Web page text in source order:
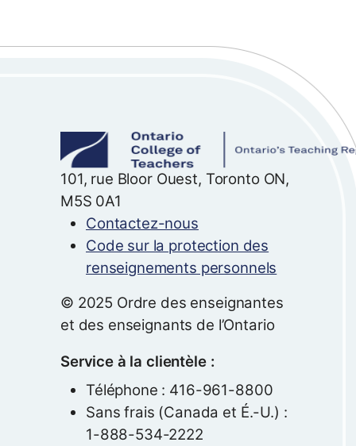
101, rue Bloor Ouest, Toronto ON,
M5S 0A1
Contactez-nous
Code sur la protection des
renseignements personnels
© 2025 Ordre des enseignantes
et des enseignants de l’Ontario
Service à la clientèle :
Téléphone : 416-961-8800
Sans frais (Canada et É.-U.) :
1-888-534-2222